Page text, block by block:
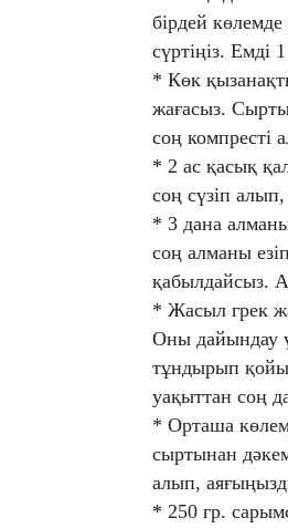
бірдей
сүртіңіз. Емді
* Көк
жағасыз.
соң компресті
* 2 ас қасық
соң сүзіп
* 3 дана
соң алманы
қабылдайсыз.
* Жасыл грек
Оны дайындау
тұндырып
уақыттан соң
* Орташа
сыртынан
алып,
* 250 гр.